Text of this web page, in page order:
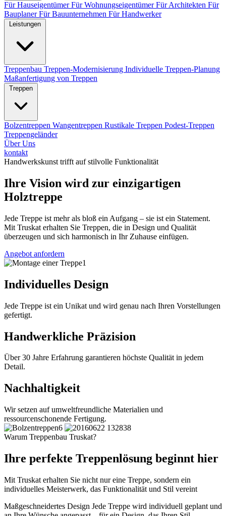
Für HauseigentümerFür WohnungseigentümerFür Architekten Für
BauplanerFür Bauunternehmen Für Handwerker
Leistungen
Treppenbau Treppen-Modernisierung Individuelle Treppen-Planung
Maßanfertigung von Treppen
Treppen
Bolzentreppen Wangentreppen Rustikale Treppen Podest-Treppen
Treppengeländer
Über Uns
kontakt
Handwerkskunst trifft auf stilvolle Funktionalität
Ihre Vision wird zur einzigartigen
Holztreppe
Jede Treppe ist mehr als bloß ein Aufgang – sie ist ein Statement.
Mit Truskat erhalten Sie Treppen, die in Design und Qualität
überzeugen und sich harmonisch in Ihr Zuhause einfügen.
Angebot anfordern
Individuelles Design
Jede Treppe ist ein Unikat und wird genau nach Ihren Vorstellungen
gefertigt.
Handwerkliche Präzision
Über 30 Jahre Erfahrung garantieren höchste Qualität in jedem
Detail.
Nachhaltigkeit
Wir setzen auf umweltfreundliche Materialien und
ressourcenschonende Fertigung.
Warum Treppenbau Truskat?
Ihre perfekte Treppenlösung beginnt hier
Mit Truskat erhalten Sie nicht nur eine Treppe, sondern ein
individuelles Meisterwerk, das Funktionalität und Stil vereint
Maßgeschneidertes Design Jede Treppe wird individuell geplant und